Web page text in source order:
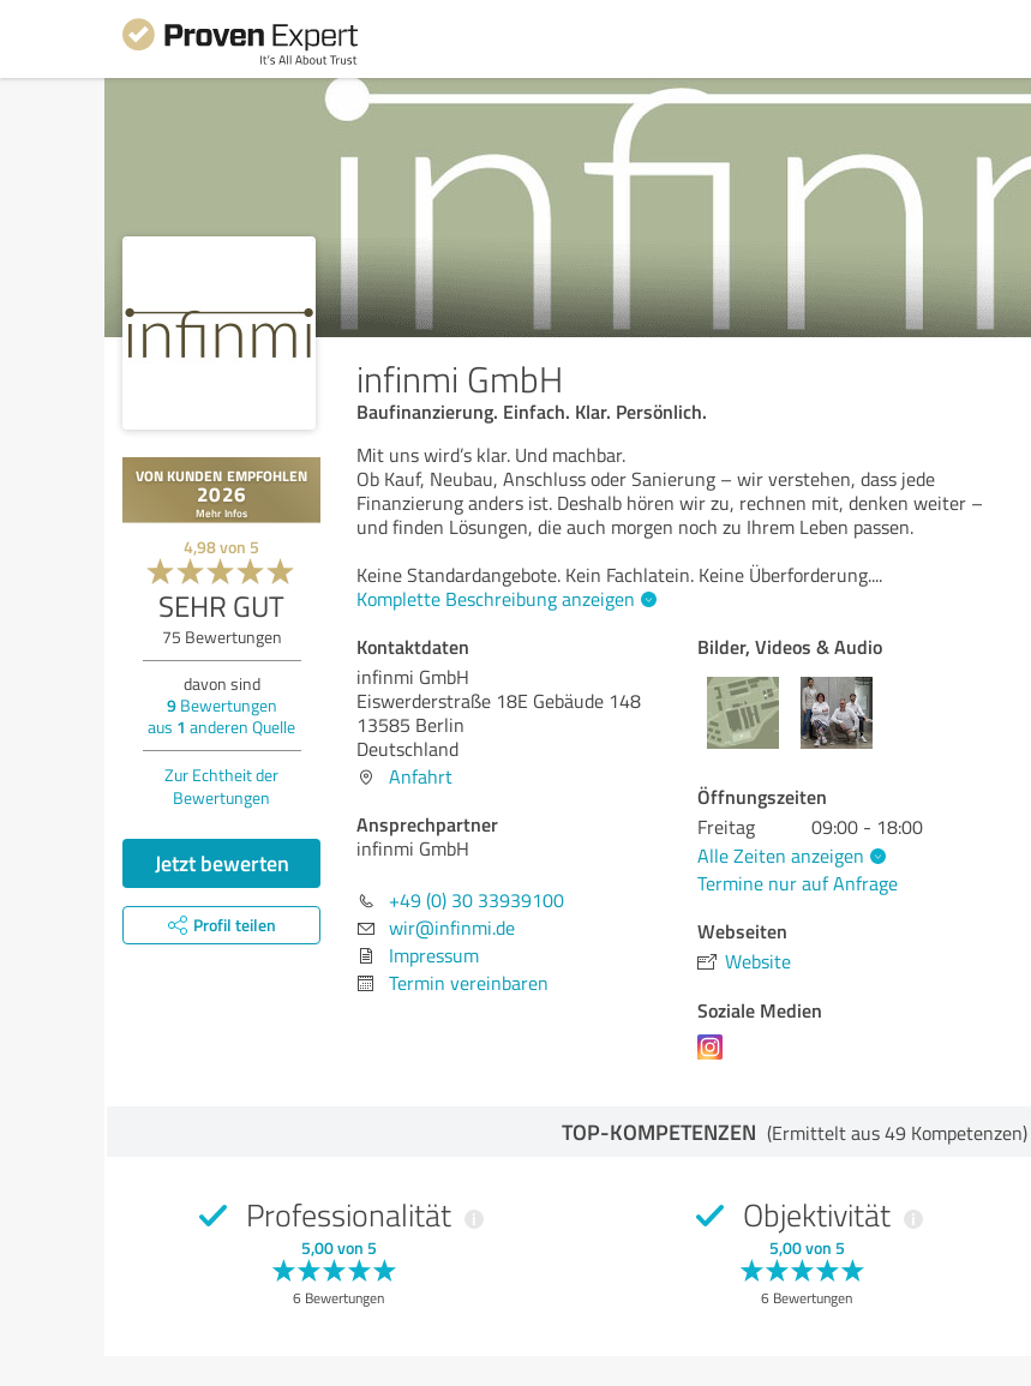
infinmi GmbH
Baufinanzierung. Einfach. Klar. Persönlich.
4,98von 5
SEHR GUT
75 Bewertungen
davon sind
9Bewertungen
aus 1 anderen Quelle
Zur Echtheit der
Bewertungen
Jetzt bewerten
Profil teilen
Mit uns wird’s klar. Und machbar.
Ob Kauf, Neubau, Anschluss oder Sanierung – wir verstehen, dass jede
Finanzierung anders ist. Deshalb hören wir zu, rechnen mit, denken weiter –
und finden Lösungen, die auch morgen noch zu Ihrem Leben passen.
Keine Standardangebote. Kein Fachlatein. Keine Überforderung....
Komplette Beschreibung anzeigen
Kontaktdaten
infinmi GmbH
Eiswerderstraße 18E Gebäude 148
13585 Berlin
Deutschland
Anfahrt
Ansprechpartner
infinmi GmbH
+49 (0) 30 33939100
wir@infinmi.de
Impressum
Termin vereinbaren
Bilder, Videos & Audio
Öffnungszeiten
Freitag
09:00 - 18:00
Alle Zeiten anzeigen
Termine nur auf Anfrage
Webseiten
Website
Soziale Medien
TOP-KOMPETENZEN (Ermittelt aus 49 Kompetenzen)
Professionalität
5,00 von 5
6 Bewertungen
Objektivität
5,00 von 5
6 Bewertungen